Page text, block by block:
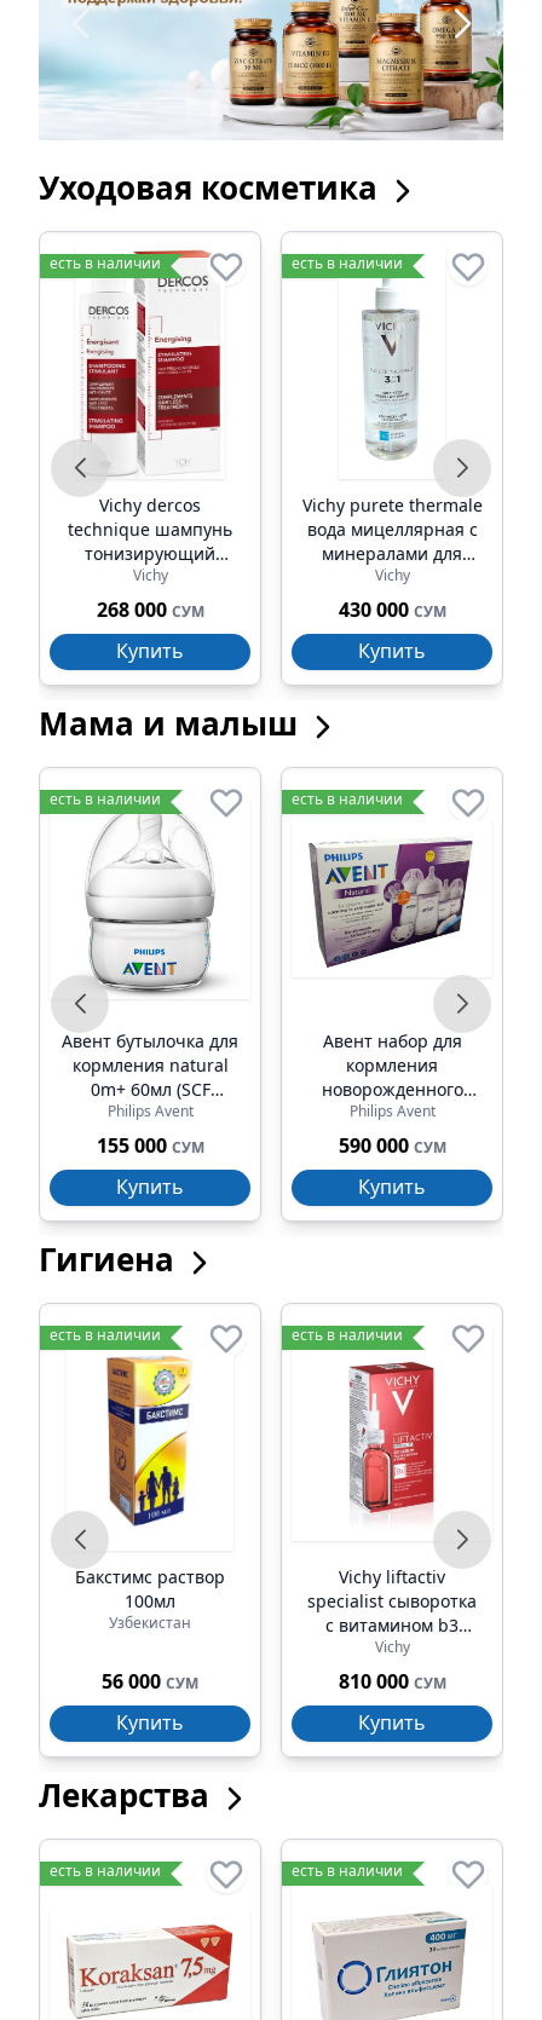
Уходовая косметика
есть в наличии
Vichy dercos
technique шампунь
тонизирующий
против выпадения
волос 200мл
Vichy
268 000 СУМ
Купить
есть в наличии
Vichy purete thermalе
вода мицеллярная с
минералами для
чувствительной
кожи 400мл
Vichy
430 000 СУМ
Купить
Мама и малыш
есть в наличии
Авент бутылочка для
кормления natural
0m+ 60мл (SCF
039/17)
Philips Avent
155 000 СУМ
Купить
есть в наличии
Авент набор для
кормления
новорожденного
natural+ 0m+
(scd301/01)
Philips Avent
590 000 СУМ
Купить
Гигиена
есть в наличии
Бакстимс раствор
100мл
Узбекистан
56 000 СУМ
Купить
есть в наличии
Vichy liftactiv
specialist сыворотка
с витамином b3
против пигментации
и морщин 30мл
Vichy
810 000 СУМ
Купить
Лекарства
есть в наличии есть в наличии